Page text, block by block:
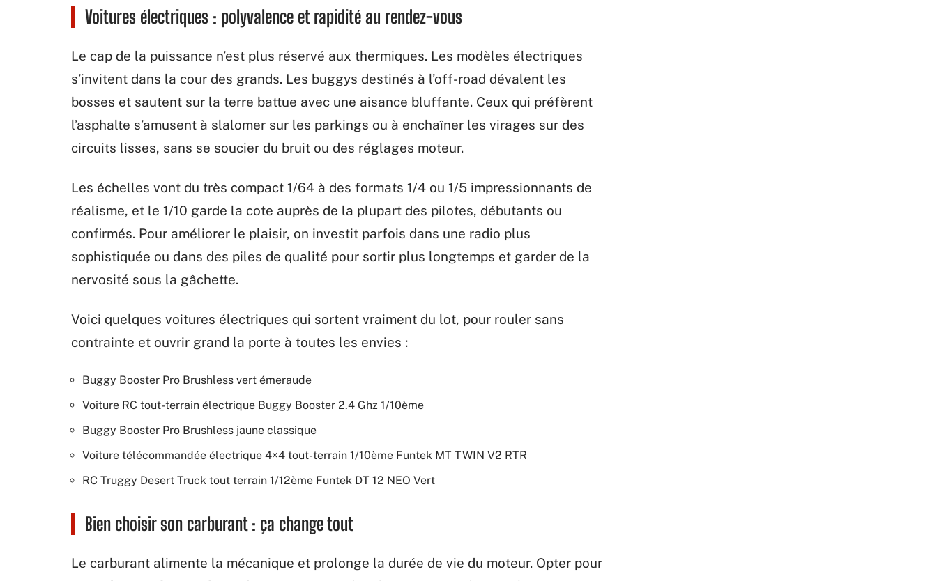
Voitures électriques : polyvalence et rapidité au rendez-vous
Le cap de la puissance n’est plus réservé aux thermiques. Les modèles électriques
s’invitent dans la cour des grands. Les buggys destinés à l’off-road dévalent les
bosses et sautent sur la terre battue avec une aisance bluffante. Ceux qui préfèrent
l’asphalte s’amusent à slalomer sur les parkings ou à enchaîner les virages sur des
circuits lisses, sans se soucier du bruit ou des réglages moteur.
Les échelles vont du très compact 1/64 à des formats 1/4 ou 1/5 impressionnants de
réalisme, et le 1/10 garde la cote auprès de la plupart des pilotes, débutants ou
confirmés. Pour améliorer le plaisir, on investit parfois dans une radio plus
sophistiquée ou dans des piles de qualité pour sortir plus longtemps et garder de la
nervosité sous la gâchette.
Voici quelques voitures électriques qui sortent vraiment du lot, pour rouler sans
contrainte et ouvrir grand la porte à toutes les envies :
Buggy Booster Pro Brushless vert émeraude
Voiture RC tout-terrain électrique Buggy Booster 2.4 Ghz 1/10ème
Buggy Booster Pro Brushless jaune classique
Voiture télécommandée électrique 4×4 tout-terrain 1/10ème Funtek MT TWIN V2 RTR
RC Truggy Desert Truck tout terrain 1/12ème Funtek DT 12 NEO Vert
Bien choisir son carburant : ça change tout
Le carburant alimente la mécanique et prolonge la durée de vie du moteur. Opter pour